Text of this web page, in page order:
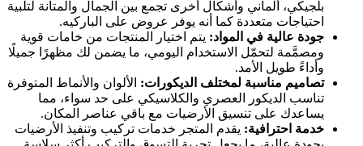
بلجيكي، ألماني وأشكال أخرى تجمع بين الجمال والمتانة لتلبية
احتياجات متعددة كما أنه يوفر عروض على الباركيه.
جودة عالية في المواد: يتم اختيار المنتجات من خامات قوية
ومصمَّمة لتحمّل الاستخدام اليومي، ما يضمن لك مظهرًا جميلًا
وأداءً طويل الأمد.
تصاميم مناسبة لمختلف الديكورات: الألوان والأنماط المتوفرة
تناسب الديكور العصري والكلاسيكي على حد سواء، مما
يساعدك على تنسيق الأرضيات مع باقي عناصر المكان.
خدمة احترافية: يقدم المتجر خدمات تركيب وتنفيذ الأرضيات